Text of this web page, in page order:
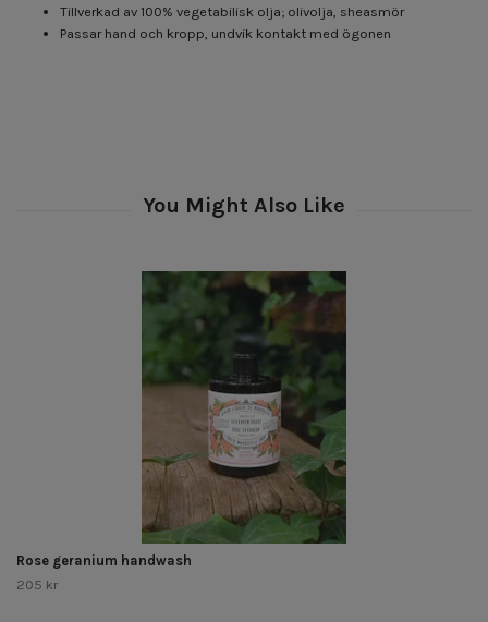
Tillverkad av 100% vegetabilisk olja; olivolja, sheasmör
Passar hand och kropp, undvik kontakt med ögonen
Rose geranium handwash
205 kr